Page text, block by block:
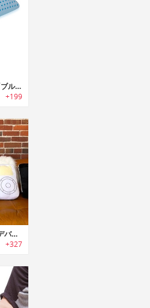
Blu｜アイスゲル入りピロー「ブルー」
+199
Iconic Pillow｜歴代のAppleデバイスモチーフにしたキュートなピロー「アイコニックピロー」
+327